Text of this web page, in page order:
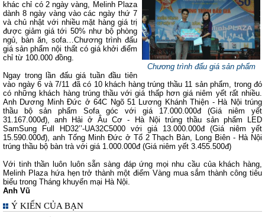
Chương trình đấu giá sản phẩm
khác chỉ có 2 ngày vàng, Melinh Plaza
dành 8 ngày vàng vào các ngày thứ 7
và chủ nhật với nhiều mặt hàng giá trị
được giảm giá tới 50% như bộ phòng
ngủ, bàn ăn, sofa…Chương trình đấu
giá sản phẩm nội thất có giá khởi điểm
chỉ từ 100.000 đồng.
Ngay trong lần đấu giá tuần đầu tiên
vào ngày 6 và 7/11 đã có 10 khách hàng trúng thầu 11 sản phẩm, trong đó
có những khách hàng trúng thầu với giá thấp hơn giá niêm yết rất nhiều.
Anh Dương Minh Đức ở 64C Ngõ 51 Lương Khánh Thiện - Hà Nội trúng
thầu bộ sản phẩm Sofa góc với giá 17.000.000đ (Giá niêm yết
31.167.000đ), anh Hải ở Âu Cơ - Hà Nội trúng thầu sản phẩm LED
SamSung Full HD32’’-UA32C5000 với giá 13.000.000đ (Giá niêm yết
15.590.000đ), anh Tống Minh Đức ở Tổ 2 Thạch Bàn, Long Biên - Hà Nội
trúng thầu bộ bàn trà với giá 1.000.000đ (Giá niêm yết 3.455.500đ)
Với tinh thần luôn luôn sẵn sàng đáp ứng mọi nhu cầu của khách hàng,
Melinh Plaza hứa hẹn trở thành một điểm Vàng mua sắm thành công tiêu
biểu trong Tháng khuyến mại Hà Nội.
Anh Vũ
Ý KIẾN CỦA BẠN